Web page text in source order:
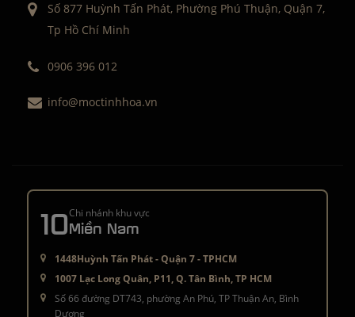
Số 877 Huỳnh Tấn Phát, Phường Phú Thuận, Quận 7,
Tp Hồ Chí Minh
0906 396 012
info@moctinhhoa.vn
10Chi nhánh khu vực
Miền Nam
1448Huỳnh Tấn Phát - Quận 7 - TPHCM
1007 Lạc Long Quân, P11, Q. Tân Bình, TP HCM
Số 66 đường DT743, phường An Phú, TP Thuận An, Bình
Dương